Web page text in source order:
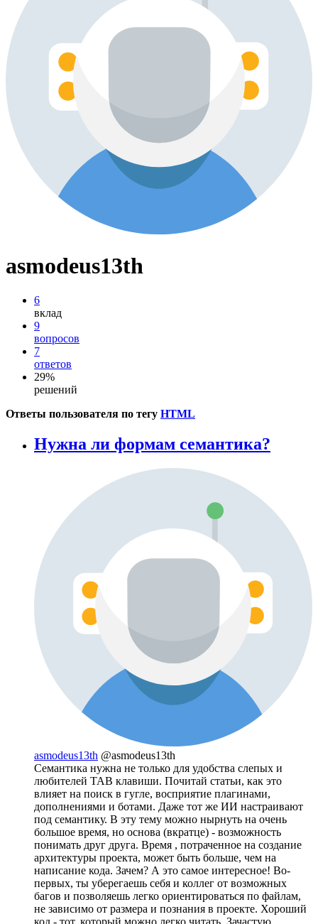
asmodeus13th
6
вклад
9
вопросов
7
ответов
29%
решений
Ответы пользователя по тегу HTML
Нужна ли формам семантика?
asmodeus13th @asmodeus13th
Семантика нужна не только для удобства слепых и
любителей TAB клавиши. Почитай статьи, как это
влияет на поиск в гугле, восприятие плагинами,
дополнениями и ботами. Даже тот же ИИ настраивают
под семантику. В эту тему можно нырнуть на очень
большое время, но основа (вкратце) - возможность
понимать друг друга. Время , потраченное на создание
архитектуры проекта, может быть больше, чем на
написание кода. Зачем? А это самое интересное! Во-
первых, ты уберегаешь себя и коллег от возможных
багов и позволяешь легко ориентироваться по файлам,
не зависимо от размера и познания в проекте. Хороший
код - тот, который можно легко читать. Зачастую